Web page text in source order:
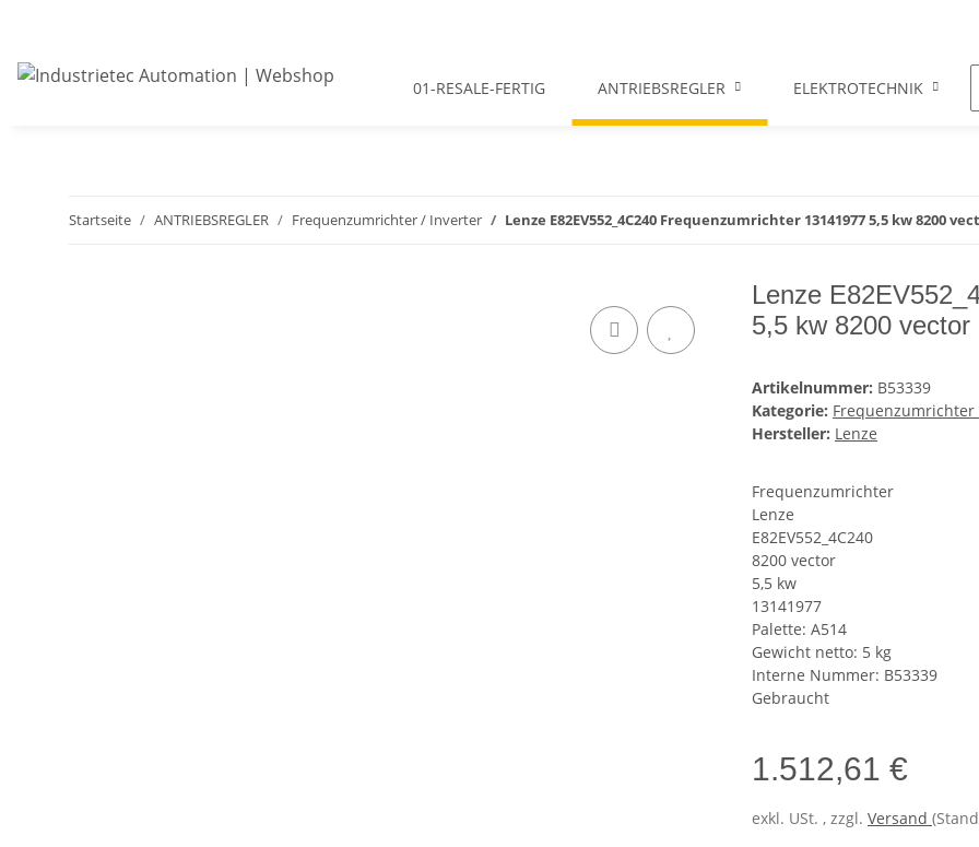
01-RESALE-FERTIG ANTRIEBSREGLER ELEKTROTECHNIK
Startseite ANTRIEBSREGLER Frequenzumrichter / Inverter Lenze E82EV552_4C240 Frequenzumrichter 13141977 5,5 kw 8200
Lenze
5,5 kw 8200 vector
Artikelnummer: B53339
Kategorie:
Hersteller: Lenze
Frequenzumrichter
Lenze
E82EV552_4C240
8200 vector
5,5 kw
13141977
Palette: A514
Gewicht netto: 5 kg
Interne Nummer: B53339
Gebraucht
1.512,61 €
exkl. USt. , zzgl. Versand